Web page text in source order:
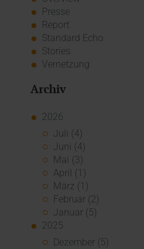
Presse
Report
Standard Echo
Stories
Vernetzung
Archiv
2026
Juli (4)
Juni (4)
Mai (3)
April (1)
März (1)
Februar (2)
Januar (5)
2025
Dezember (5)